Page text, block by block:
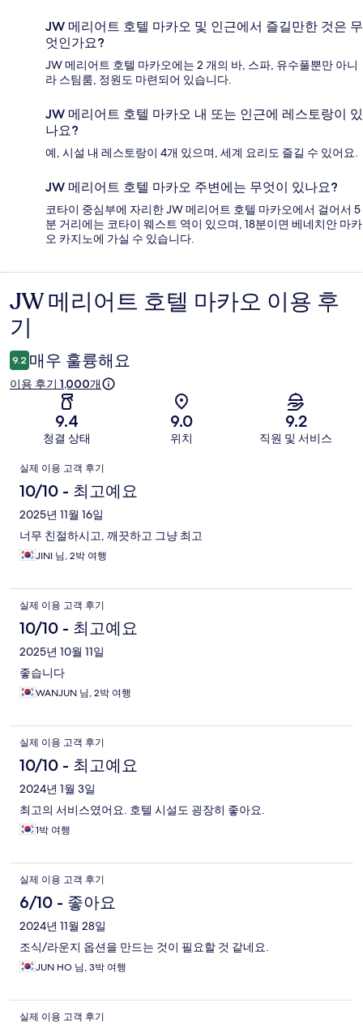
JW 메리어트 호텔 마카오 및 인근에서 즐길만한 것은 무
엇인가요?
JW 메리어트 호텔 마카오에는 2 개의 바, 스파, 유수풀뿐만 아니
라 스팀룸, 정원도 마련되어 있습니다.
JW 메리어트 호텔 마카오 내 또는 인근에 레스토랑이 있
나요?
예, 시설 내 레스토랑이 4개 있으며, 세계 요리도 즐길 수 있어요.
JW 메리어트 호텔 마카오 주변에는 무엇이 있나요?
코타이 중심부에 자리한 JW 메리어트 호텔 마카오에서 걸어서 5
분 거리에는 코타이 웨스트 역이 있으며, 18분이면 베네치안 마카
오 카지노에 가실 수 있습니다.
이
용
후
기
JW 메리어트 호텔 마카오 이용 후
기
9.2 매우 훌륭해요
이용 후기 1,000개
9.4
청결 상태
9.0
위치
9.2
직원 및 서비스
이
용
후
기
실제 이용 고객 후기
10/10 - 최고예요
2025년 11월 16일
너무 친절하시고, 깨끗하고 그냥 최고
JINI 님, 2박 여행
실제 이용 고객 후기
10/10 - 최고예요
2025년 10월 11일
좋습니다
WANJUN 님, 2박 여행
실제 이용 고객 후기
10/10 - 최고예요
2024년 1월 3일
최고의 서비스였어요. 호텔 시설도 굉장히 좋아요.
1박 여행
실제 이용 고객 후기
6/10 - 좋아요
2024년 11월 28일
조식/라운지 옵션을 만드는 것이 필요할 것 같네요.
JUN HO 님, 3박 여행
실제 이용 고객 후기